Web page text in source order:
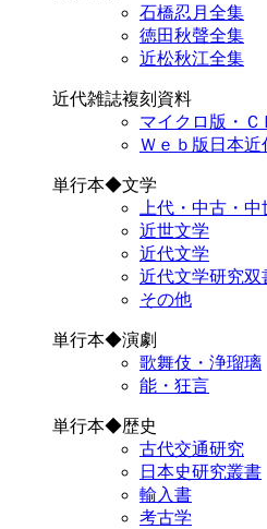
石橋忍月全集
徳田秋聲全集
近松秋江全集
近代雑誌複刻資料
マイクロ版・
Ｗｅｂ版日本近
単行本◆文学
上代・中古・
近世文学
近代文学
近代文学研究双
その他
単行本◆演劇
歌舞伎・浄瑠璃
能・狂言
単行本◆歴史
古代交通研究
日本史研究叢書
輸入書
考古学